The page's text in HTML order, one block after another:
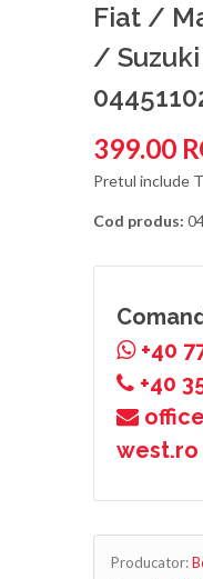
Fiat /
/ Suzuki
399.00
Pretul include
Cod produs:
+40
+40
west.ro
Producator: